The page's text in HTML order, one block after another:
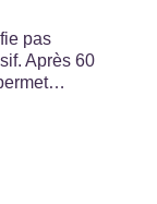
pas
Après 60